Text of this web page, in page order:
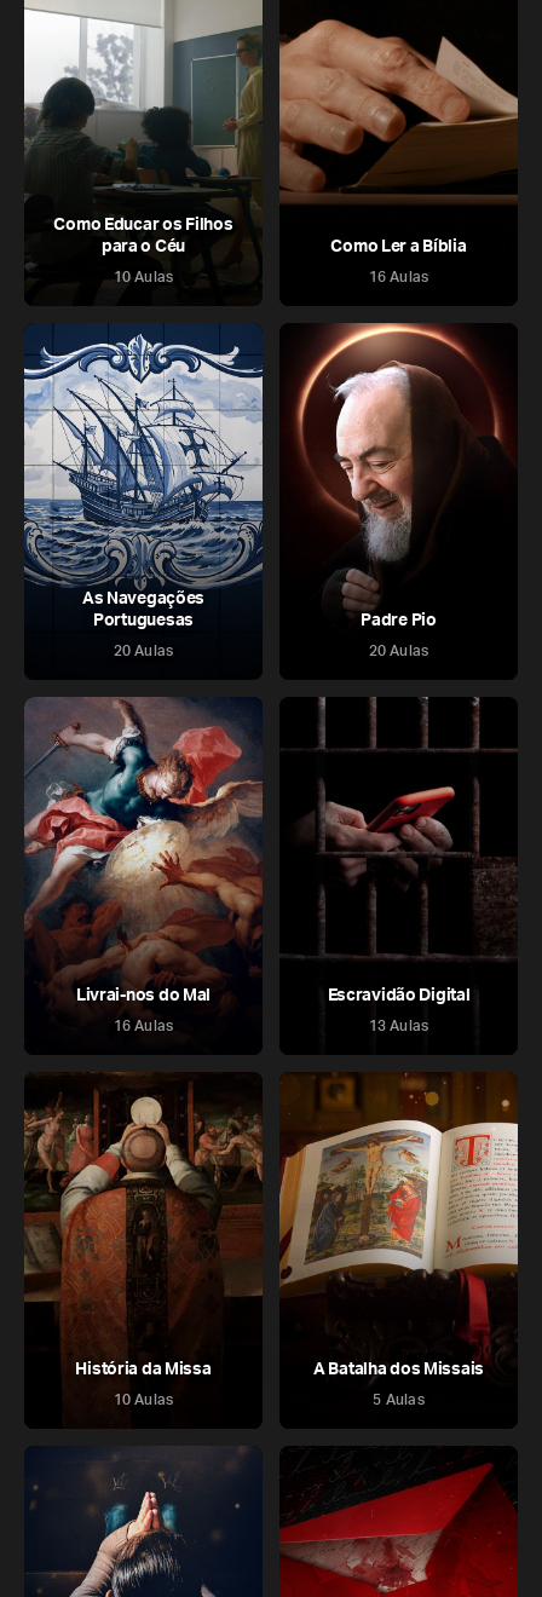
Como Educar os Filhos
para o Céu
10 Aulas
Como Ler a Bíblia
16 Aulas
As Navegações
Portuguesas
20 Aulas
Padre Pio
20 Aulas
Livrai-nos do Mal
16 Aulas
Escravidão Digital
13 Aulas
História da Missa
10 Aulas
A Batalha dos Missais
5 Aulas